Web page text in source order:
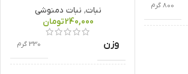
800 گرم نبات, نبات دمنوشی
240,000تومان
وزن 330 گرم